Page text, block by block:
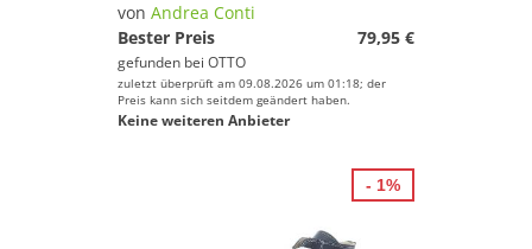
von Andrea Conti
Bester Preis
79,95 €
gefunden bei OTTO
zuletzt überprüft am 09.08.2026 um 01:18; der
Preis kann sich seitdem geändert haben.
Keine weiteren Anbieter
- 1%